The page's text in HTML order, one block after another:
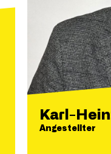
Karl-
Angestellter